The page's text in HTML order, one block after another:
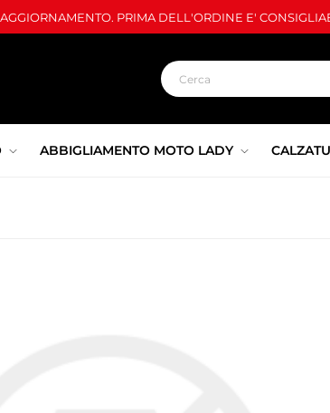
PRIMA DELL'ORDINE E'
ABBIGLIAMENTO MOTO LADY